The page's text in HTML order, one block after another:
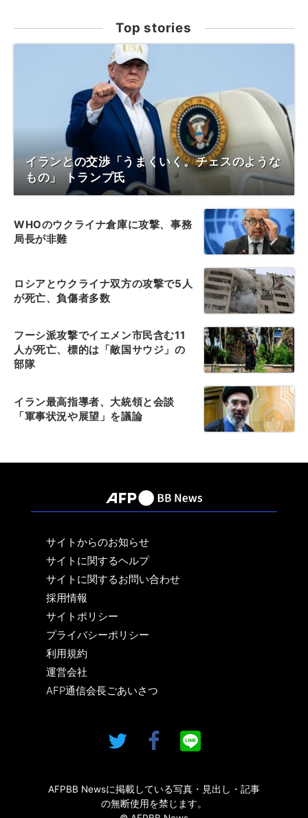
Top stories
イランとの交渉「うまくいく。チェスのような
もの」 トランプ氏
WHOのウクライナ倉庫に攻撃、事務
局長が非難
ロシアとウクライナ双方の攻撃で5人
が死亡、負傷者多数
フーシ派攻撃でイエメン市民含む11
人が死亡、標的は「敵国サウジ」の
部隊
イラン最高指導者、大統領と会談
「軍事状況や展望」を議論
サイトからのお知らせ
サイトに関するヘルプ
サイトに関するお問い合わせ
採用情報
サイトポリシー
プライバシーポリシー
利用規約
運営会社
AFP通信会長ごあいさつ
AFPBB Newsに掲載している写真・見出し・記事
の無断使用を禁じます。